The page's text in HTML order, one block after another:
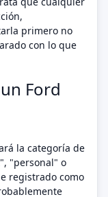
primero no
con lo que
Ford
la categoría de
"personal" o
registrado como